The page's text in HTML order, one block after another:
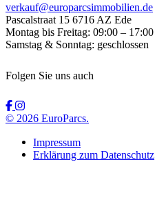
verkauf@europarcsimmobilien.de
Pascalstraat 15 6716 AZ Ede
Montag bis Freitag: 09:00 – 17:00
Samstag & Sonntag: geschlossen
Folgen Sie uns auch
© 2026 EuroParcs.
Impressum
Erklärung zum Datenschutz